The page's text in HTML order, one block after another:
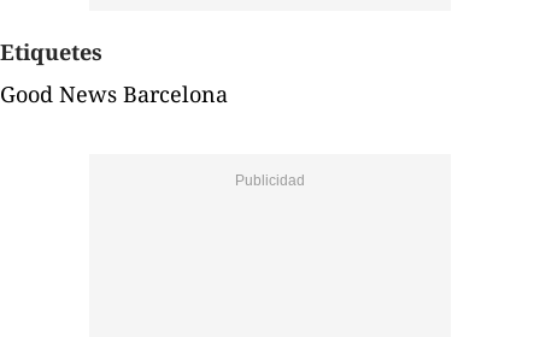
Etiquetes
Good News Barcelona